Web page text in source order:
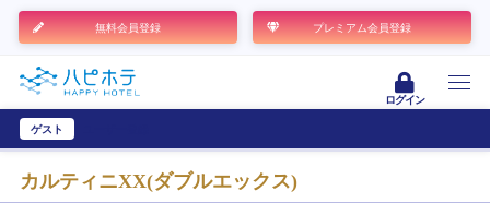
無料会員登録 プレミアム会員登録
ログイン
ゲスト
カルティニXX(ダブルエックス)